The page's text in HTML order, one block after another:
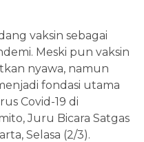
vaksin sebagai
Meski pun vaksin
nyawa, namun
fondasi utama
Covid-19 di
Juru Bicara Satgas
Selasa (2/3).